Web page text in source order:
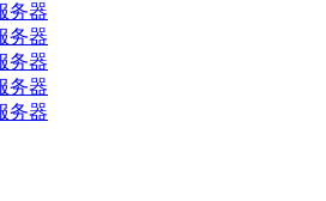
务器
务器
务器
务器
务器